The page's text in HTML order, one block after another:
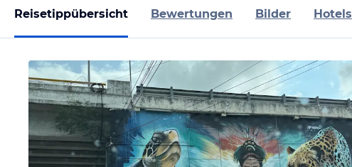
Reisetippübersicht Bewertungen Bilder Hotels